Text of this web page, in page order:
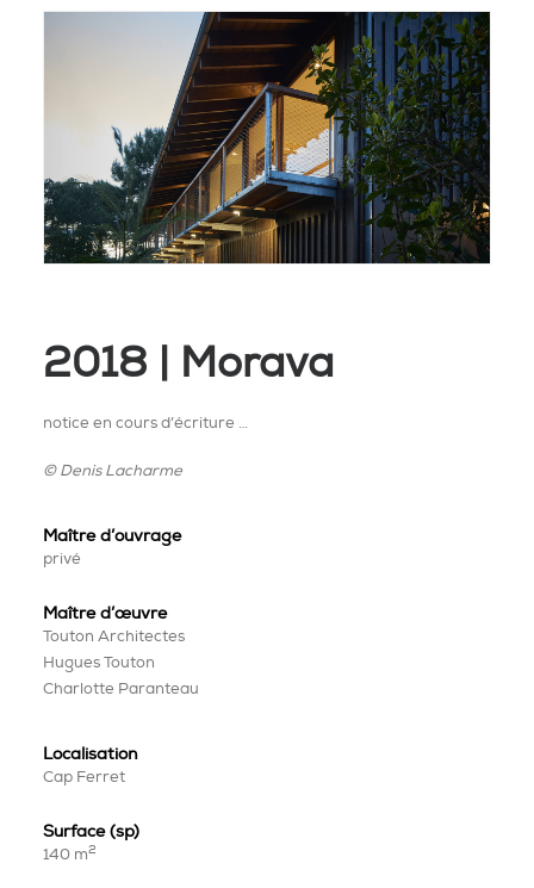
2018 | Morava
notice en cours d’écriture …
© Denis Lacharme
Maître d’ouvrage
privé
Maîtred’œuvre
Touton Architectes
Hugues Touton
Charlotte Paranteau
Localisation
Cap Ferret
Surface (sp)
140 m2